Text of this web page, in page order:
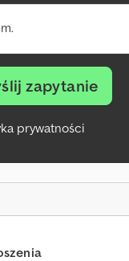
zapytanie
prywatności